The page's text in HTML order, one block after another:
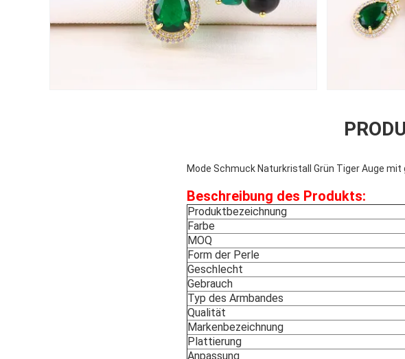
Mode Schmuck Naturkristall Grün Tiger Auge
Beschreibung des Produkts:
Produktbezeichnung
Farbe
MOQ
Form der Perle
Geschlecht
Gebrauch
Typ des Armbandes
Qualität
Markenbezeichnung
Plattierung
Anpassung